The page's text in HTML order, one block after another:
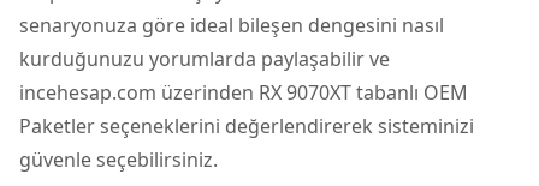
senaryonuza göre ideal bileşen dengesini nasıl
kurduğunuzu yorumlarda paylaşabilir ve
incehesap.com üzerinden RX 9070XT tabanlı OEM
Paketler seçeneklerini değerlendirerek sisteminizi
güvenle seçebilirsiniz.